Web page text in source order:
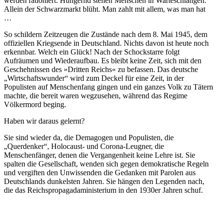
Allein der Schwarzmarkt blüht. Man zahlt mit allem, was man hat
…
So schildern Zeitzeugen die Zustände nach dem 8. Mai 1945, dem
offiziellen Kriegsende in Deutschland. Nichts davon ist heute noch
erkennbar. Welch ein Glück! Nach der Schockstarre folgt
Aufräumen und Wiederaufbau. Es bleibt keine Zeit, sich mit den
Geschehnissen des »Dritten Reichs« zu befassen. Das deutsche
Wirtschaftswunder
wird zum Deckel für eine Zeit, in der
Populisten auf Menschenfang gingen und ein ganzes Volk zu Tätern
machte, die bereit waren wegzusehen, während das Regime
Völkermord beging.
Haben wir daraus gelernt?
Sie sind wieder da, die Demagogen und Populisten, die
Querdenker , Holocaust- und Corona-Leugner, die
Menschenfänger, denen die Vergangenheit keine Lehre ist. Sie
spalten die Gesellschaft, wenden sich gegen demokratische Regeln
und vergiften den Unwissenden die Gedanken mit Parolen aus
Deutschlands dunkelsten Jahren. Sie hängen den Legenden nach,
die das Reichspropagadaministerium in den 1930er Jahren schuf.